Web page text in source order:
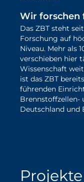
Wir forschen
Das ZBT steht
Forschung auf
Niveau. Mehr als
verschieben hier
Wissenschaft
ist das ZBT
führenden
Brennstoffzellen-
Deutschland und
Projekte